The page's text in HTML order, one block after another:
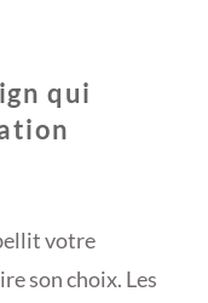
qui
votre
son choix. Les